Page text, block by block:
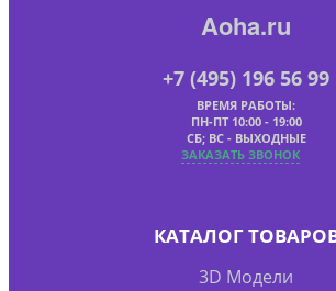
Aoha.ru
+7 (495) 196 56 99
ВРЕМЯ РАБОТЫ:
ПН-ПТ 10:00 - 19:00
СБ; ВС - ВЫХОДНЫЕ
ЗАКАЗАТЬ ЗВОНОК
КАТАЛОГ
3D Модели